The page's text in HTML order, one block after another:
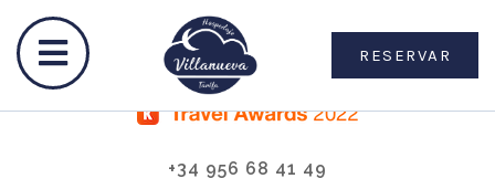
RESERVAR
+34 956 68 41 49